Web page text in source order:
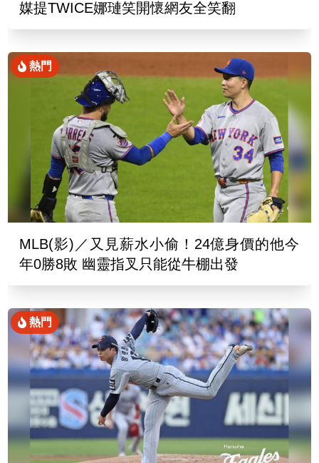
媒提TWICE娜璉笑開懷網友全笑翻
熱門
MLB(影)／又見薪水小偷！24億身價的他今
年0勝8敗 幽靈指叉只能從牛棚出發
熱門